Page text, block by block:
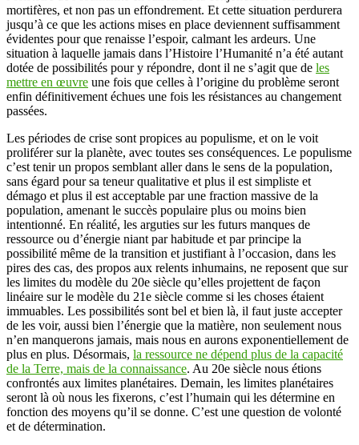
mortifères, et non pas un effondrement. Et cette situation perdurera
jusqu’à ce que les actions mises en place deviennent suffisamment
évidentes pour que renaisse l’espoir, calmant les ardeurs. Une
situation à laquelle jamais dans l’Histoire l’Humanité n’a été autant
dotée de possibilités pour y répondre, dont il ne s’agit que de les
mettre en œuvre une fois que celles à l’origine du problème seront
enfin définitivement échues une fois les résistances au changement
passées.
Les périodes de crise sont propices au populisme, et on le voit
proliférer sur la planète, avec toutes ses conséquences. Le populisme
c’est tenir un propos semblant aller dans le sens de la population,
sans égard pour sa teneur qualitative et plus il est simpliste et
démago et plus il est acceptable par une fraction massive de la
population, amenant le succès populaire plus ou moins bien
intentionné. En réalité, les arguties sur les futurs manques de
ressource ou d’énergie niant par habitude et par principe la
possibilité même de la transition et justifiant à l’occasion, dans les
pires des cas, des propos aux relents inhumains, ne reposent que sur
les limites du modèle du 20e siècle qu’elles projettent de façon
linéaire sur le modèle du 21e siècle comme si les choses étaient
immuables. Les possibilités sont bel et bien là, il faut juste accepter
de les voir, aussi bien l’énergie que la matière, non seulement nous
n’en manquerons jamais, mais nous en aurons exponentiellement de
plus en plus. Désormais, la ressource ne dépend plus de la capacité
de la Terre, mais de la connaissance. Au 20e siècle nous étions
confrontés aux limites planétaires. Demain, les limites planétaires
seront là où nous les fixerons, c’est l’humain qui les détermine en
fonction des moyens qu’il se donne. C’est une question de volonté
et de détermination.